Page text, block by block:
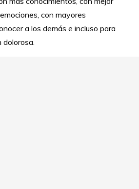
con mayores
a los demás e incluso para
dolorosa.